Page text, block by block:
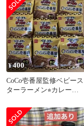
126g(21g×6袋) ×3袋セッ
ト ★スラスラ本舗オリジ
ナルポケットティッシュ
付き★
¥400
CoCo壱番屋監修ベビース
ターラーメン⭐︎カレー味